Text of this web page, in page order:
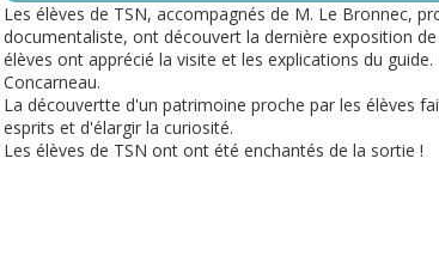
Les élèves de TSN, accompagnés de M. Le Bronnec,
documentaliste, ont découvert la dernière exposition
élèves ont apprécié la visite et les explications du
Concarneau.
La découvertte d'un patrimoine proche par les élèves
esprits et d'élargir la curiosité.
Les élèves de TSN ont ont été enchantés de la sortie !